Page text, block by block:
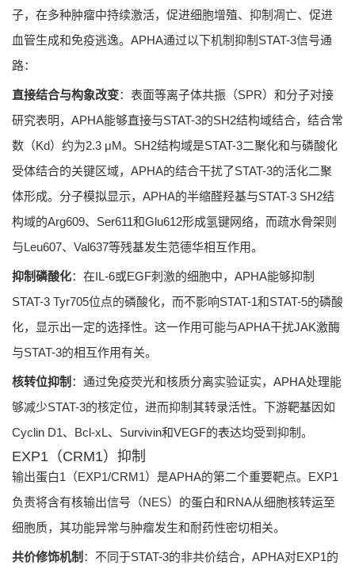
子，在多种肿瘤中持续激活，促进细胞增殖、抑制凋亡、促进
血管生成和免疫逃逸。APHA通过以下机制抑制STAT-3信号通
路：
直接结合与构象改变：表面等离子体共振（SPR）和分子对接
研究表明，APHA能够直接与STAT-3的SH2结构域结合，结合常
数（Kd）约为2.3 μM。SH2结构域是STAT-3二聚化和与磷酸化
受体结合的关键区域，APHA的结合干扰了STAT-3的活化二聚
体形成。分子模拟显示，APHA的半缩醛羟基与STAT-3 SH2结
构域的Arg609、Ser611和Glu612形成氢键网络，而疏水骨架则
与Leu607、Val637等残基发生范德华相互作用。
抑制磷酸化：在IL-6或EGF刺激的细胞中，APHA能够抑制
STAT-3 Tyr705位点的磷酸化，而不影响STAT-1和STAT-5的磷酸
化，显示出一定的选择性。这一作用可能与APHA干扰JAK激酶
与STAT-3的相互作用有关。
核转位抑制 ：通过免疫荧光和核质分离实验证实，APHA处理能
够减少STAT-3的核定位，进而抑制其转录活性。下游靶基因如
Cyclin D1、Bcl-xL、Survivin和VEGF的表达均受到抑制。
EXP1（CRM1）抑制
输出蛋白1（EXP1/CRM1）是APHA的第二个重要靶点。EXP1
负责将含有核输出信号（NES）的蛋白和RNA从细胞核转运至
细胞质，其功能异常与肿瘤发生和耐药性密切相关。
共价修饰机制 ：不同于STAT-3的非共价结合，APHA对EXP1的